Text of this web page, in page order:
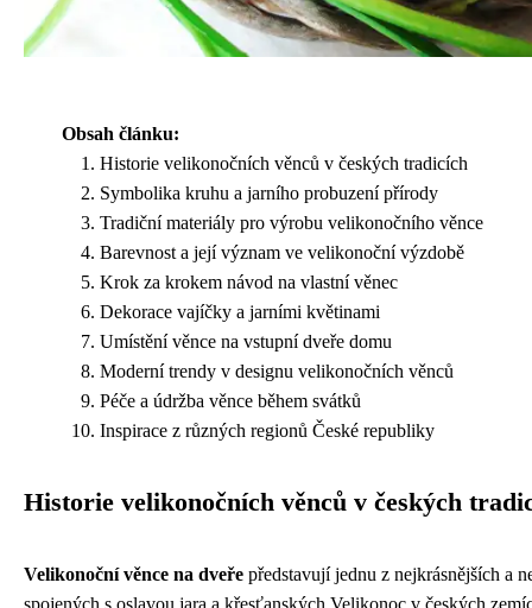
Obsah článku:
Historie velikonočních věnců v českých tradicích
Symbolika kruhu a jarního probuzení přírody
Tradiční materiály pro výrobu velikonočního věnce
Barevnost a její význam ve velikonoční výzdobě
Krok za krokem návod na vlastní věnec
Dekorace vajíčky a jarními květinami
Umístění věnce na vstupní dveře domu
Moderní trendy v designu velikonočních věnců
Péče a údržba věnce během svátků
Inspirace z různých regionů České republiky
Historie velikonočních věnců v českých
Velikonoční věnce na dveře představují jednu z nejkrásnějších a
spojených s oslavou jara a křesťanských Velikonoc v českých